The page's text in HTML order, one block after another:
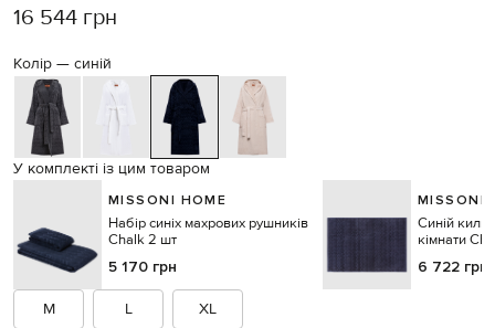
16 544 грн
Колір — синій
У комплекті із цим товаром
MISSONI HOME
Набір синіх махрових рушників
Chalk 2 шт
5 170 грн
MISSONI
Синій
кімнати
6 722 грн
M L XL